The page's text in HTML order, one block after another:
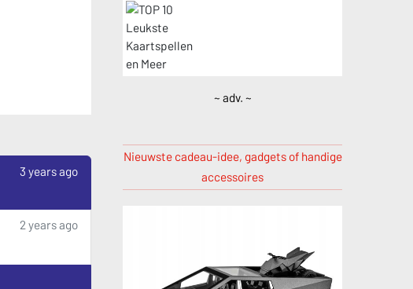
3 years ago
2 years ago
~ adv. ~
Nieuwste cadeau-idee, gadgets of handige
accessoires